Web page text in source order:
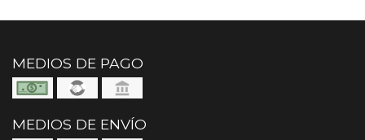
MEDIOS DE PAGO
MEDIOS DE ENVÍO